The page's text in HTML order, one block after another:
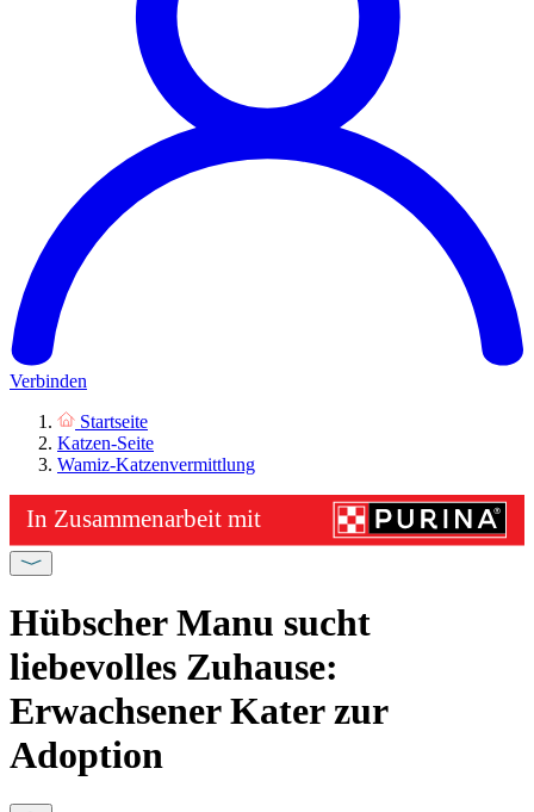
Verbinden
Startseite
Katzen-Seite
Wamiz-Katzenvermittlung
Hübscher Manu sucht
liebevolles Zuhause:
Erwachsener Kater zur
Adoption